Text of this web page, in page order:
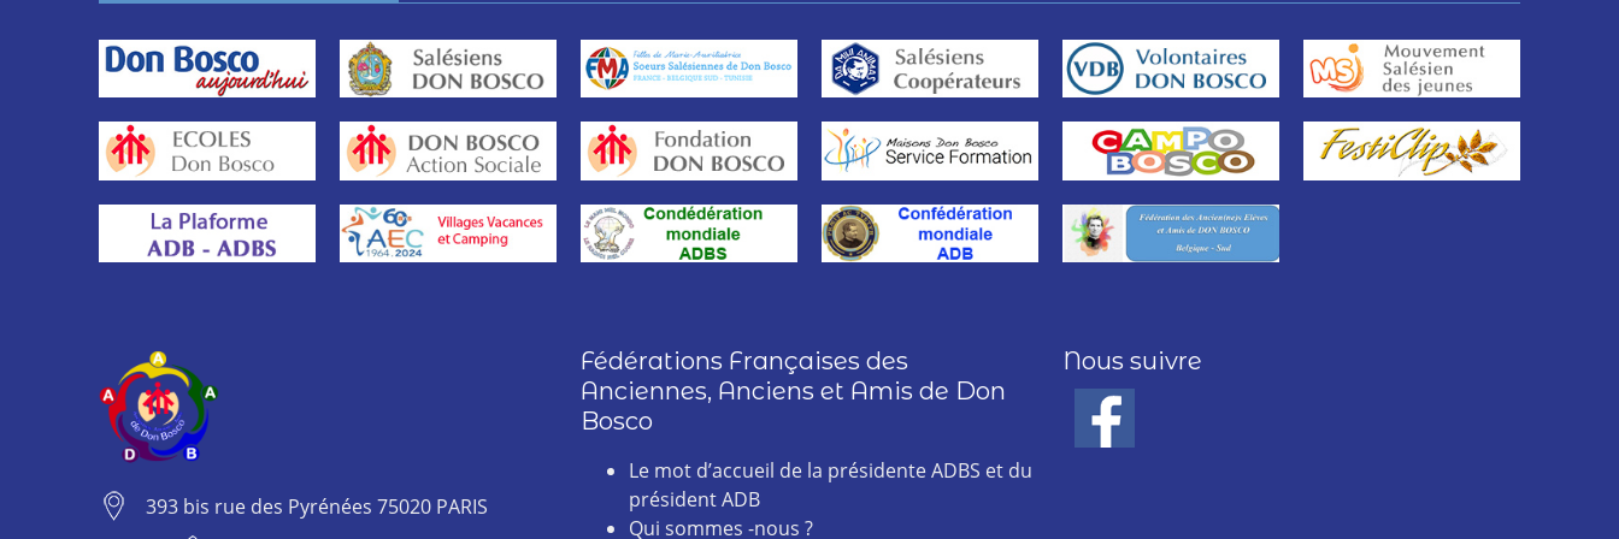
393 bis rue des Pyrénées 75020 PARIS
Fédérations Françaises des
Anciennes, Anciens et Amis de Don
Bosco
Le mot d’accueil de la présidente ADBS et du
président ADB
Qui sommes -nous ?
Nous suivre